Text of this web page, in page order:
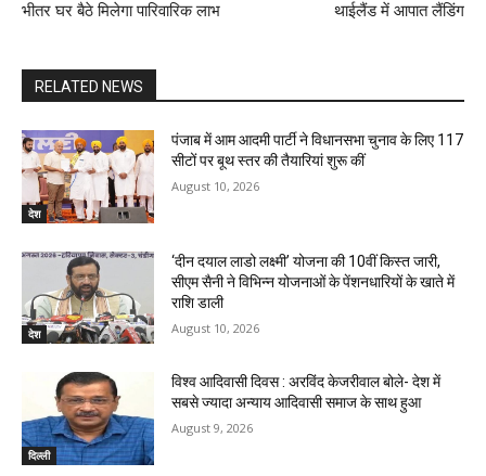
भीतर घर बैठे मिलेगा पारिवारिक लाभ
थाईलैंड में आपात लैंडिंग
RELATED NEWS
देश
पंजाब में आम आदमी पार्टी ने विधानसभा चुनाव के लिए 117
सीटों पर बूथ स्तर की तैयारियां शुरू कीं
August 10, 2026
देश
‘दीन दयाल लाडो लक्ष्मी’ योजना की 10वीं किस्त जारी,
सीएम सैनी ने विभिन्न योजनाओं के पेंशनधारियों के खाते में
राशि डाली
August 10, 2026
दिल्ली
विश्व आदिवासी दिवस : अरविंद केजरीवाल बोले- देश में
सबसे ज्यादा अन्याय आदिवासी समाज के साथ हुआ
August 9, 2026